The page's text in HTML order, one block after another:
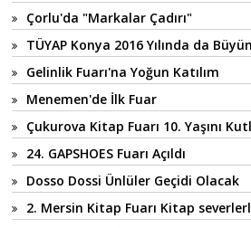
Çorlu'da "Markalar Çadırı"
TÜYAP Konya 2016 Yılında da
Gelinlik Fuarı'na Yoğun Katılım
Menemen'de İlk Fuar
Çukurova Kitap Fuarı 10. Yaşını
24. GAPSHOES Fuarı Açıldı
Dosso Dossi Ünlüler Geçidi Olacak
2. Mersin Kitap Fuarı Kitap